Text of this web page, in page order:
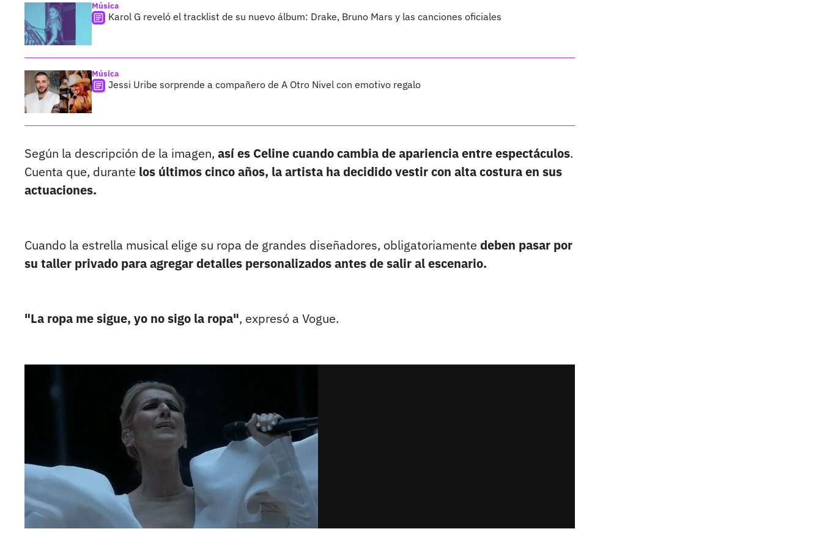
Música
Karol G reveló el tracklist de su nuevo álbum: Drake, Bruno Mars y las canciones oficiales
Música
Jessi Uribe sorprende a compañero de A Otro Nivel con emotivo regalo
Según la descripción de la imagen, así es Celine cuando cambia de apariencia entre espectáculos.
Cuenta que, durante los últimos cinco años, la artista ha decidido vestir con alta costura en sus
actuaciones.
Cuando la estrella musical elige su ropa de grandes diseñadores, obligatoriamente deben pasar por
su taller privado para agregar detalles personalizados antes de salir al escenario.
"La ropa me sigue, yo no sigo la ropa", expresó a Vogue.